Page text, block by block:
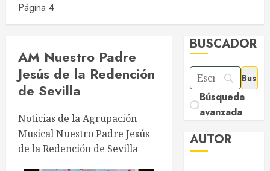
Página 4
AM Nuestro Padre
Jesús de la
Noticias de la Agrupación
Musical Nuestro Padre Jesús
BUSCADOR
Búsqueda
AUTOR